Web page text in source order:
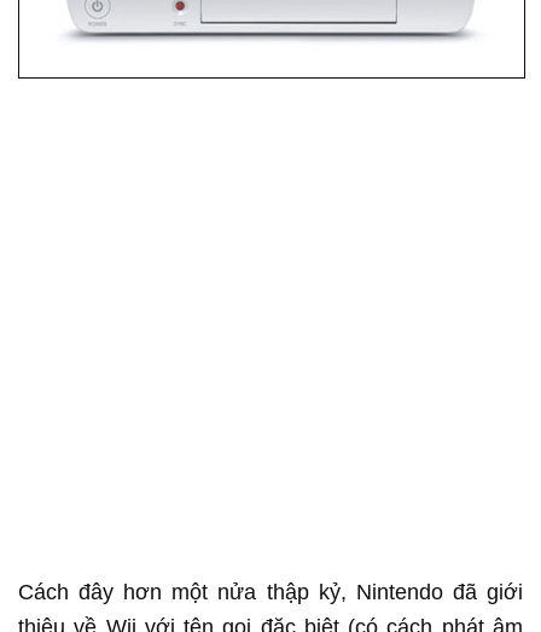
Cách đây hơn một nửa thập kỷ, Nintendo đã giới